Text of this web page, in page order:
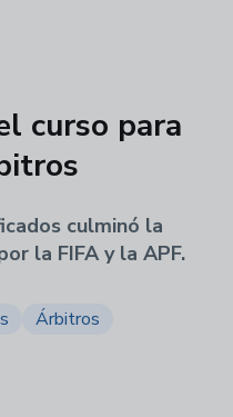
curso para
culminó la
la FIFA y la APF.
Árbitros